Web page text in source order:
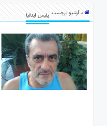
استرالیا
ارتباط
» آرشیو برچسب: پلیس ایتالیا